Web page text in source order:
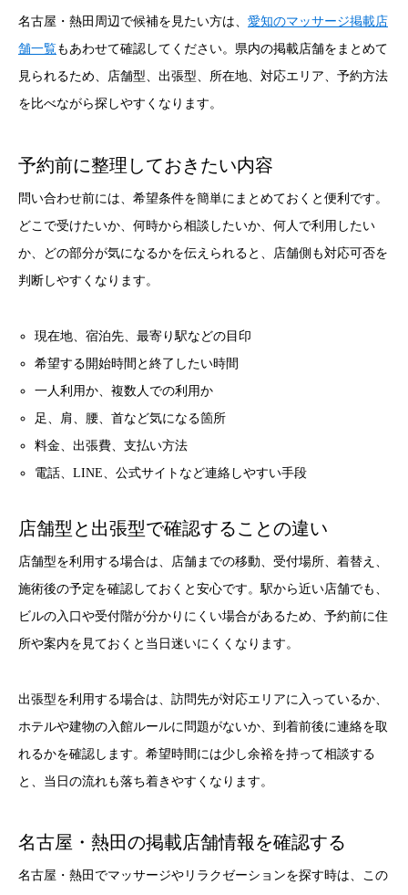
名古屋・熱田周辺で候補を見たい方は、 愛知のマッサージ掲載店
舗一覧もあわせて確認してください。県内の掲載店舗をまとめて
見られるため、店舗型、出張型、所在地、対応エリア、予約方法
を比べながら探しやすくなります。
予約前に整理しておきたい内容
問い合わせ前には、希望条件を簡単にまとめておくと便利です。
どこで受けたいか、何時から相談したいか、何人で利用したい
か、どの部分が気になるかを伝えられると、店舗側も対応可否を
判断しやすくなります。
現在地、宿泊先、最寄り駅などの目印
希望する開始時間と終了したい時間
一人利用か、複数人での利用か
足、肩、腰、首など気になる箇所
料金、出張費、支払い方法
電話、LINE、公式サイトなど連絡しやすい手段
店舗型と出張型で確認することの違い
店舗型を利用する場合は、店舗までの移動、受付場所、着替え、
施術後の予定を確認しておくと安心です。駅から近い店舗でも、
ビルの入口や受付階が分かりにくい場合があるため、予約前に住
所や案内を見ておくと当日迷いにくくなります。
出張型を利用する場合は、訪問先が対応エリアに入っているか、
ホテルや建物の入館ルールに問題がないか、到着前後に連絡を取
れるかを確認します。希望時間には少し余裕を持って相談する
と、当日の流れも落ち着きやすくなります。
名古屋・熱田の掲載店舗情報を確認する
名古屋・熱田でマッサージやリラクゼーションを探す時は、この